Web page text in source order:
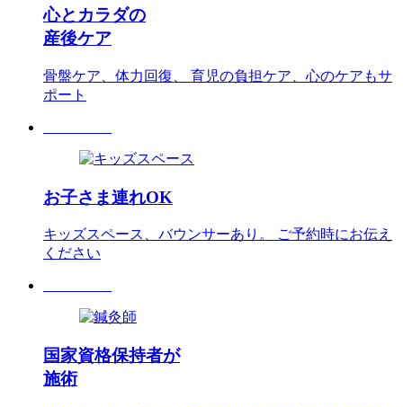
心とカラダの
産後ケア
骨盤ケア、体力回復、 育児の負担ケア、心のケアもサ
ポート
お子さま連れOK
キッズスペース、バウンサーあり。 ご予約時にお伝え
ください
国家資格保持者が
施術